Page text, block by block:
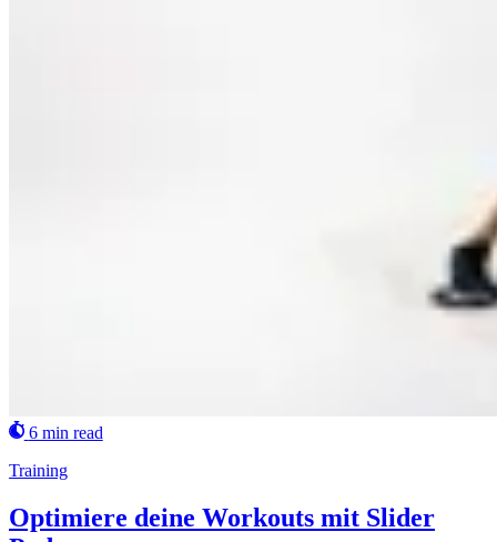
6 min read
Training
Optimiere deine Workouts mit Slider